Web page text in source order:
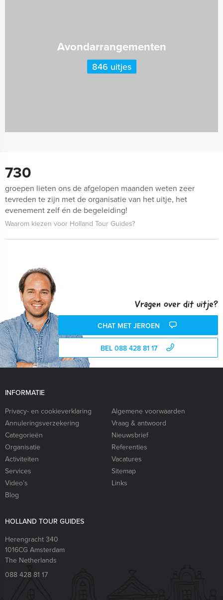
Avondarrangementen
846 uitjes
730
groepen lieten ons de afgelopen maanden weten zeer
tevreden te zijn met de organisatie van het uitje, het
evenement zelf én de begeleiding!
Waarom kiezen voor Holland Tour Guides?
Vragen over dit uitje?
CHAT MET JEROEN
BEL 088 428 81 17
INFORMATIE
Privacy- en cookieverklaring
Algemene voorwaarden
Annuleringsverzekering
Vraag & antwoord
Categorieën
Nieuwsbrief
Organisatie
Referenties
Activiteiten
Vacatures
Services
Sitemap
Video’s
Links
Blog
HOLLAND TOUR GUIDES
Herengracht 340
1016CG Amsterdam
The Netherlands
088 428 81 17